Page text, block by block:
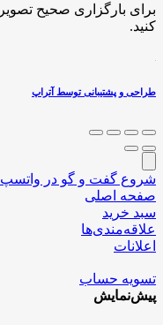
کنید.
طراحی و پشتیبانی توسط آتراپ
شروع گفت و گو در واتسپ
صفحه اصلی
سبد خرید
علاقه‌مندی‌ها
اعلانات
تسویه حساب
پیش‌نمایش